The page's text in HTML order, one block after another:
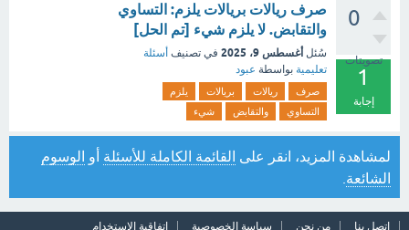
0
تصويتات
1
إجابة
صرف ريالات بريالات يلزم: التساوي
والتقابض. لا يلزم شيء [تم الحل]
سُئل أغسطس 9، 2025 في تصنيف أسئلة
تعليمية بواسطة عبود
صرف ريالات بريالات
يلزم
التساوي
والتقابض شيء
لمشاهدة المزيد، انقر على القائمة الكاملة للأسئلة أو الوسوم
الشائعة
اتصل بنا من نحن سياسة الخصوصية اتفاقية الاستخدام